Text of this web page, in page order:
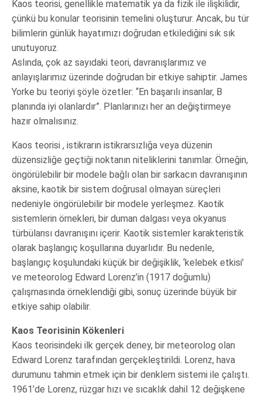
Kaos teorisi, genellikle matematik ya da fizik ile ilişkilidir,
çünkü bu konular teorisinin temelini oluşturur. Ancak, bu tür
bilimlerin günlük hayatımızı doğrudan etkilediğini sık sık
unutuyoruz.
Aslında, çok az sayıdaki teori, davranışlarımız ve
anlayışlarımız üzerinde doğrudan bir etkiye sahiptir. James
Yorke bu teoriyi şöyle özetler: “En başarılı insanlar, B
planında iyi olanlardır”. Planlarınızı her an değiştirmeye
hazır olmalısınız.
Kaos teorisi , istikrarın istikrarsızlığa veya düzenin
düzensizliğe geçtiği noktanın niteliklerini tanımlar. Örneğin,
öngörülebilir bir modele bağlı olan bir sarkacın davranışının
aksine, kaotik bir sistem doğrusal olmayan süreçleri
nedeniyle öngörülebilir bir modele yerleşmez. Kaotik
sistemlerin örnekleri, bir duman dalgası veya okyanus
türbülansı davranışını içerir. Kaotik sistemler karakteristik
olarak başlangıç koşullarına duyarlıdır. Bu nedenle,
başlangıç koşulundaki küçük bir değişiklik, ‘kelebek etkisi’
ve meteorolog Edward Lorenz’in (1917 doğumlu)
çalışmasında örneklendiği gibi, sonuç üzerinde büyük bir
etkiye sahip olabilir.
Kaos Teorisinin Kökenleri
Kaos teorisindeki ilk gerçek deney, bir meteorolog olan
Edward Lorenz tarafından gerçekleştirildi. Lorenz, hava
durumunu tahmin etmek için bir denklem sistemi ile çalıştı.
1961’de Lorenz, rüzgar hızı ve sıcaklık dahil 12 değişkene